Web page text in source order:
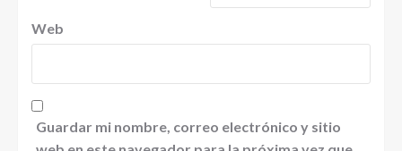
Web
Guardar mi nombre, correo electrónico y sitio